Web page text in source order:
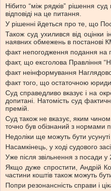
Нібито “між рядків” рішення
відповіді на це питання.
У рішенні йдеться про те, що
Також суд ухилився від оцінки
наявних обмежень в постанові
факт непогодження подання на
факт, що ексголова Правління
факт неінформування
факт того, що остаточною
Суд справедливо вказує і на
допитані. Натомість суд
премій.
Суд також не вказує, яким чином
точно був обізнаний з нормами
Недоліки ще можуть бути
Насамкінець, у ході судового
Уже після звільнення з посади у
Якщо дуже спростити, Андрій
частини коштів також можуть
Попри резонансність справи і